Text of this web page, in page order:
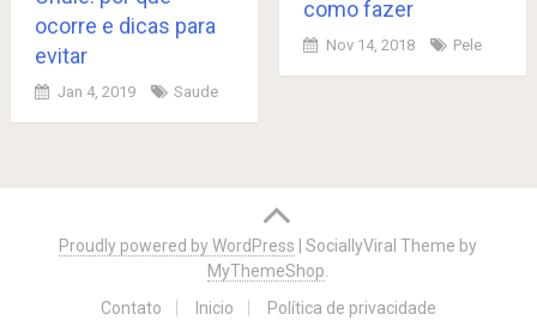
ocorre e dicas para
evitar
Jan 4, 2019 Saude
como fazer
Nov 14, 2018 Pele
navigation
Proudly powered by WordPress |SociallyViral Theme by
MyThemeShop.
Contato
Inicio Política de privacidade